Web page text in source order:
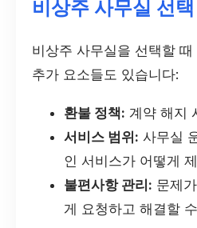
비상주 사무실 선
비상주 사무실을 선택할
추가 요소들도 있습니다:
환불 정책: 계약 해지
서비스 범위: 사무실
인 서비스가 어떻게
불편사항 관리: 문제
게 요청하고 해결할